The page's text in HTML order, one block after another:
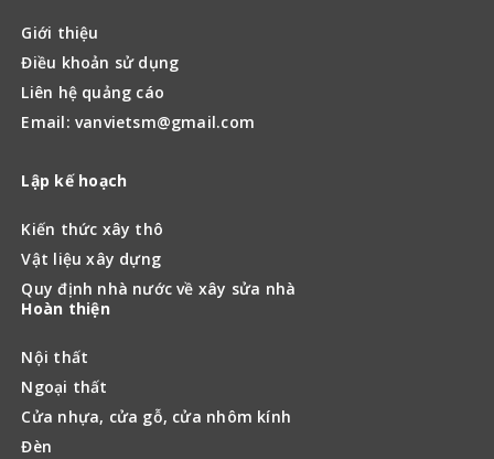
Giới thiệu
Điều khoản sử dụng
Liên hệ quảng cáo
Email: vanvietsm@gmail.com
Lập kế hoạch
Kiến thức xây thô
Vật liệu xây dựng
Quy định nhà nước về xây sửa nhà
Hoàn thiện
Nội thất
Ngoại thất
Cửa nhựa, cửa gỗ, cửa nhôm kính
Đèn